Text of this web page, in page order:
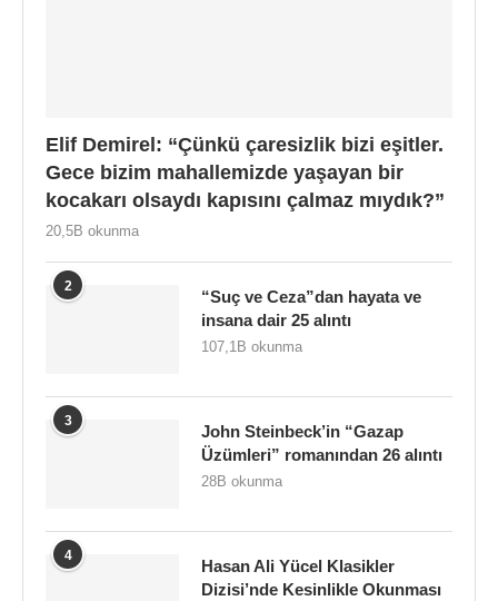
Elif Demirel: “Çünkü çaresizlik bizi eşitler.
Gece bizim mahallemizde yaşayan bir
kocakarı olsaydı kapısını çalmaz mıydık?”
20,5B okunma
2
“Suç ve Ceza”dan hayata ve
insana dair 25 alıntı
107,1B okunma
3
John Steinbeck’in “Gazap
Üzümleri” romanından 26 alıntı
28B okunma
4
Hasan Ali Yücel Klasikler
Dizisi’nde Kesinlikle Okunması